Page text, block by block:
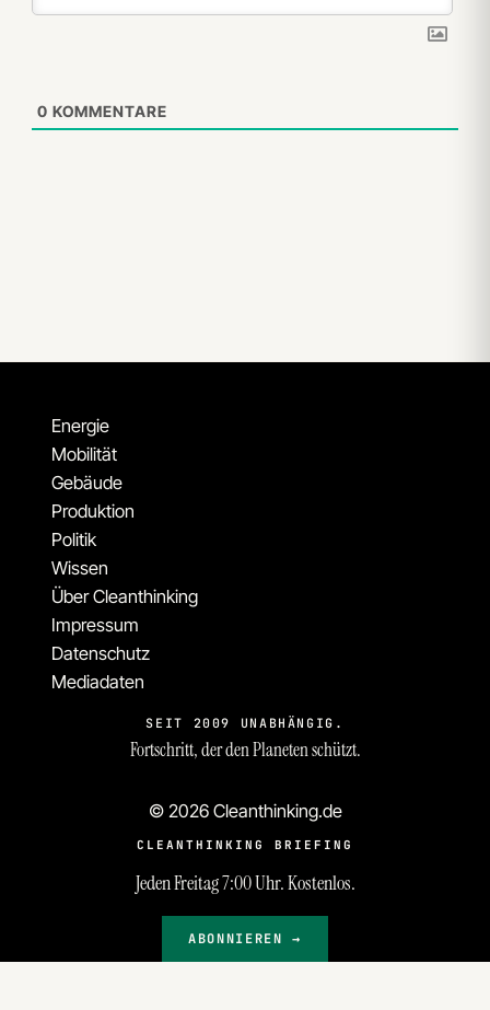
0 KOMMENTARE
Energie
Mobilität
Gebäude
Produktion
Politik
Wissen
Über Cleanthinking
Impressum
Datenschutz
Mediadaten
SEIT 2009 UNABHÄNGIG.
Fortschritt, der den Planeten schützt.
© 2026 Cleanthinking.de
CLEANTHINKING BRIEFING
Jeden Freitag 7:00 Uhr. Kostenlos.
ABONNIEREN →